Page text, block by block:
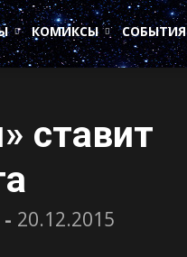
КОМИКСЫ СОБЫТИЯ
ставит
- 20.12.2015